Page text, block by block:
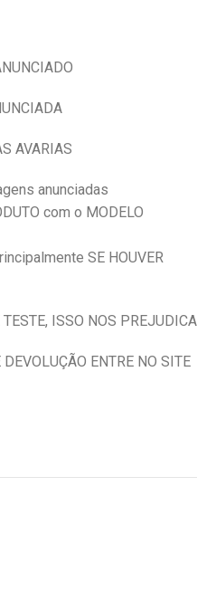
AVARIAS
anunciadas
com o MODELO
SE HOUVER
ISSO NOS PREJUDICA
ENTRE NO SITE